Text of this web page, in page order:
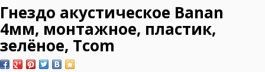
Гнездо акустическое Banan
4мм, монтажное, пластик,
зелёное, Tcom